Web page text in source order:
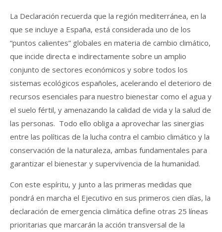
La Declaración recuerda que la región mediterránea, en la
que se incluye a España, está considerada uno de los
“puntos calientes” globales en materia de cambio climático,
que incide directa e indirectamente sobre un amplio
conjunto de sectores económicos y sobre todos los
sistemas ecológicos españoles, acelerando el deterioro de
recursos esenciales para nuestro bienestar como el agua y
el suelo fértil, y amenazando la calidad de vida y la salud de
las personas. Todo ello obliga a aprovechar las sinergias
entre las políticas de la lucha contra el cambio climático y la
conservación de la naturaleza, ambas fundamentales para
garantizar el bienestar y supervivencia de la humanidad.
Con este espíritu, y junto a las primeras medidas que
pondrá en marcha el Ejecutivo en sus primeros cien días, la
declaración de emergencia climática define otras 25 líneas
prioritarias que marcarán la acción transversal de la